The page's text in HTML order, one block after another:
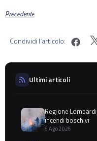
Precedente
Condividi l'articolo:
Ultimi articoli
Regione
incendi boschivi
6 Ago 2026